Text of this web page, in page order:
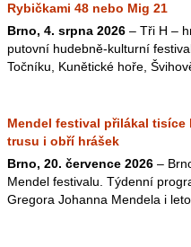
Rybičkami 48 nebo Mig 21
Brno, 4. srpna 2026 – Tři H –
putovní hudebně-kulturní
Točníku, Kunětické hoře,
Mendel festival přilákal tisíce
trusu i obří hrášek
Brno, 20. července 2026 –
Mendel festivalu. Týdenní
Gregora Johanna Mendela i